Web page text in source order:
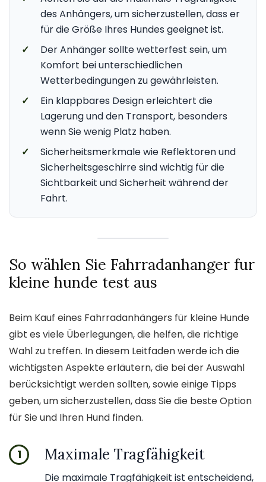
des Anhängers, um sicherzustellen, dass er
für die Größe Ihres Hundes geeignet ist.
✓
Der Anhänger sollte wetterfest sein, um
Komfort bei unterschiedlichen
Wetterbedingungen zu gewährleisten.
✓
Ein klappbares Design erleichtert die
Lagerung und den Transport, besonders
wenn Sie wenig Platz haben.
✓
Sicherheitsmerkmale wie Reflektoren und
Sicherheitsgeschirre sind wichtig für die
Sichtbarkeit und Sicherheit während der
Fahrt.
So wählen Sie Fahrradanhanger fur
kleine hunde test aus
Beim Kauf eines Fahrradanhängers für kleine Hunde
gibt es viele Überlegungen, die helfen, die richtige
Wahl zu treffen. In diesem Leitfaden werde ich die
wichtigsten Aspekte erläutern, die bei der Auswahl
berücksichtigt werden sollten, sowie einige Tipps
geben, um sicherzustellen, dass Sie die beste Option
für Sie und Ihren Hund finden.
1 Maximale Tragfähigkeit
Die maximale Tragfähigkeit ist entscheidend,